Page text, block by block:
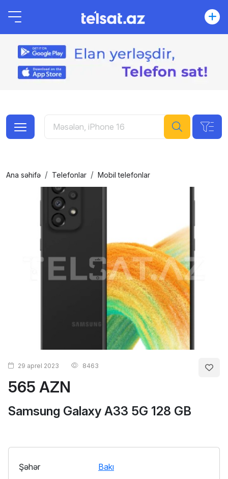
Ana səhifə Telefonlar Mobil telefonlar
565 AZN
Samsung Galaxy A33 5G 128 GB
29 aprel 2023 8463
Şəhər
Bakı